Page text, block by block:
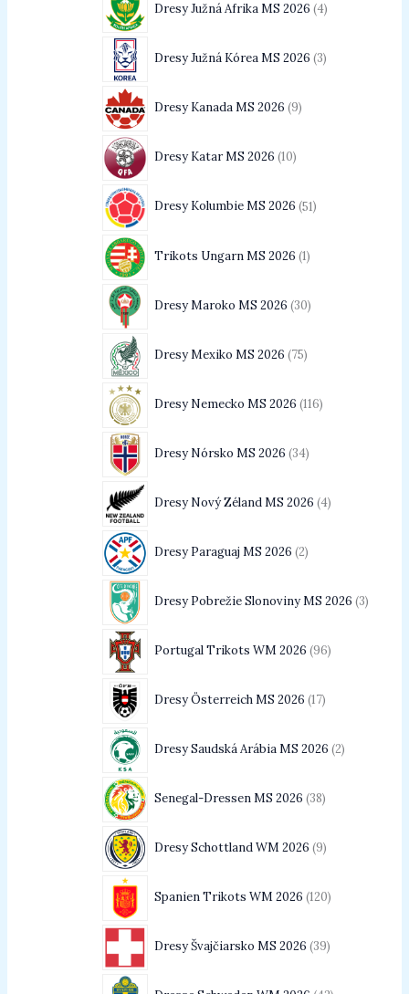
Dresy Južná Afrika MS 2026 4
Dresy Južná Kórea MS 2026 3
Dresy Kanada MS 2026 9
Dresy Katar MS 2026 10
Dresy Kolumbie MS 2026 51
Trikots Ungarn MS 2026 1
Dresy Maroko MS 2026 30
Dresy Mexiko MS 2026 75
Dresy Nemecko MS 2026 116
Dresy Nórsko MS 2026 34
Dresy Nový Zéland MS 2026 4
Dresy Paraguaj MS 2026 2
Dresy Pobrežie Slonoviny MS 2026 3
Portugal Trikots WM 2026 96
Dresy Österreich MS 2026 17
Dresy Saudská Arábia MS 2026 2
Senegal-Dressen MS 2026 38
Dresy Schottland WM 2026 9
Spanien Trikots WM 2026 120
Dresy Švajčiarsko MS 2026 39